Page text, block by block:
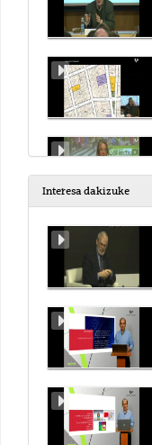
Interesa dakizuke